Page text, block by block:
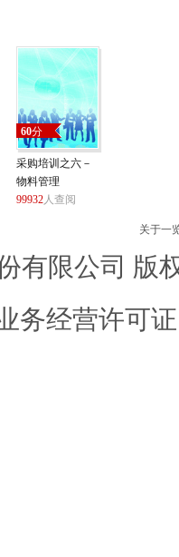
60分
采购培训之六－
物料管理
99932人查阅
关于一
有限公司 版
务经营许可